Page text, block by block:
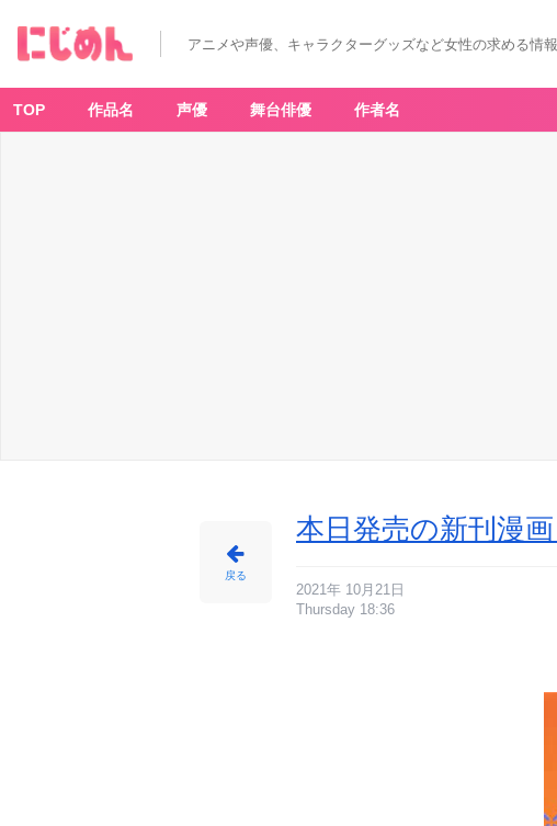
ア
プ
な
件
アニメや声優、キャラクターグッズなど女性の求める情
TOP 作品名 声優 舞台俳優 作者名
戻る
本日発売の新刊漫
2021年 10月21日
Thursday 18:36